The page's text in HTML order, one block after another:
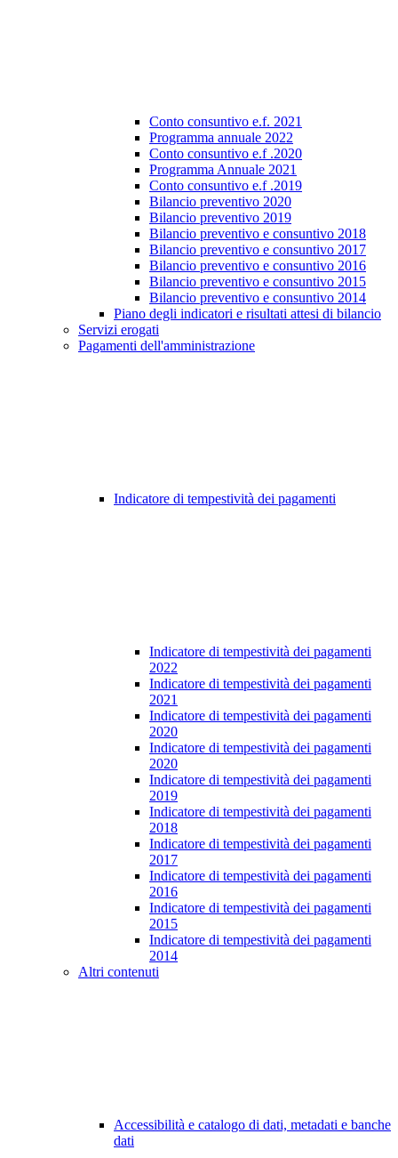
Conto consuntivo e.f. 2021
Programma annuale 2022
Conto consuntivo e.f .2020
Programma Annuale 2021
Conto consuntivo e.f .2019
Bilancio preventivo 2020
Bilancio preventivo 2019
Bilancio preventivo e consuntivo 2018
Bilancio preventivo e consuntivo 2017
Bilancio preventivo e consuntivo 2016
Bilancio preventivo e consuntivo 2015
Bilancio preventivo e consuntivo 2014
Piano degli indicatori e risultati attesi di bilancio
Servizi erogati
Pagamenti dell'amministrazione
Indicatore di tempestività dei pagamenti
Indicatore di tempestività dei pagamenti
2022
Indicatore di tempestività dei pagamenti
2021
Indicatore di tempestività dei pagamenti
2020
Indicatore di tempestività dei pagamenti
2020
Indicatore di tempestività dei pagamenti
2019
Indicatore di tempestività dei pagamenti
2018
Indicatore di tempestività dei pagamenti
2017
Indicatore di tempestività dei pagamenti
2016
Indicatore di tempestività dei pagamenti
2015
Indicatore di tempestività dei pagamenti
2014
Altri contenuti
Accessibilità e catalogo di dati, metadati e banche
dati